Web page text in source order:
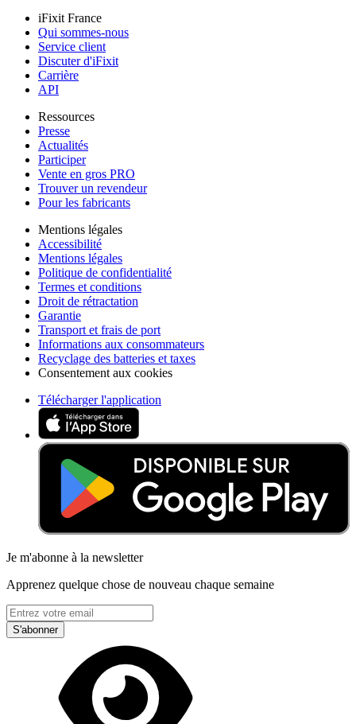
iFixit France
Qui sommes-nous
Service client
Discuter d'iFixit
Carrière
API
Ressources
Presse
Actualités
Participer
Vente en gros PRO
Trouver un revendeur
Pour les fabricants
Mentions légales
Accessibilité
Mentions légales
Politique de confidentialité
Termes et conditions
Droit de rétractation
Garantie
Transport et frais de port
Informations aux consommateurs
Recyclage des batteries et taxes
Consentement aux cookies
Télécharger l'application
Je m'abonne à la newsletter
Apprenez quelque chose de nouveau chaque semaine
S'abonner